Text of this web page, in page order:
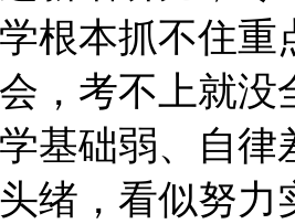
根本抓不住
，考不上就没
基础弱、自律
绪，看似努